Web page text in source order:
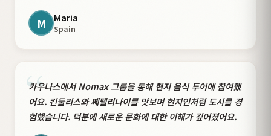
M Maria
Spain
“
카우나스에서 Nomax 그룹을 통해 현지 음식 투어에 참여했
어요. 킨둘리스와 쩨펠리나이를 맛보며 현지인처럼 도시를 경
험했습니다. 덕분에 새로운 문화에 대한 이해가 깊어졌어요.